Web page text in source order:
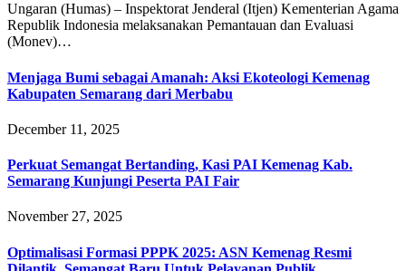
Ungaran (Humas) – Inspektorat Jenderal (Itjen) Kementerian Agama
Republik Indonesia melaksanakan Pemantauan dan Evaluasi
(Monev)…
Menjaga Bumi sebagai Amanah: Aksi Ekoteologi Kemenag
Kabupaten Semarang dari Merbabu
December 11, 2025
Perkuat Semangat Bertanding, Kasi PAI Kemenag Kab.
Semarang Kunjungi Peserta PAI Fair
November 27, 2025
Optimalisasi Formasi PPPK 2025: ASN Kemenag Resmi